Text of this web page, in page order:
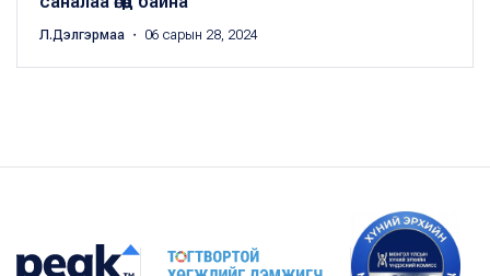
Л.Дэлгэрмаа ・ 06 сарын 28, 2024